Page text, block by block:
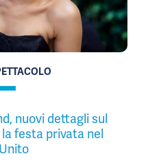
nuovi dettagli sul
festa privata nel